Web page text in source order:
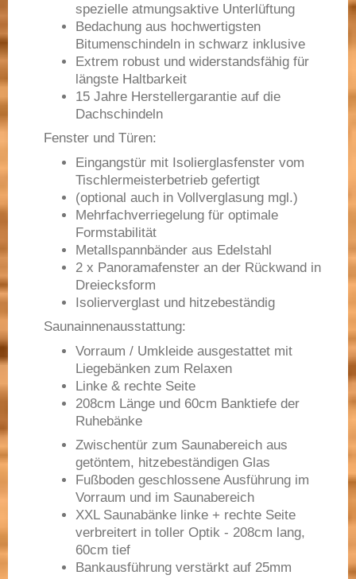
spezielle atmungsaktive Unterlüftung
Bedachung aus hochwertigsten
Bitumenschindeln in schwarz inklusive
Extrem robust und widerstandsfähig für
längste Haltbarkeit
15 Jahre Herstellergarantie auf die
Dachschindeln
Fenster und Türen:
Eingangstür mit Isolierglasfenster vom
Tischlermeisterbetrieb gefertigt
(optional auch in Vollverglasung mgl.)
Mehrfachverriegelung für optimale
Formstabilität
Metallspannbänder aus Edelstahl
2 x Panoramafenster an der Rückwand in
Dreiecksform
Isolierverglast und hitzebeständig
Saunainnenausstattung:
Vorraum / Umkleide ausgestattet mit
Liegebänken zum Relaxen
Linke & rechte Seite
208cm Länge und 60cm Banktiefe der
Ruhebänke
Zwischentür zum Saunabereich aus
getöntem, hitzebeständigen Glas
Fußboden geschlossene Ausführung im
Vorraum und im Saunabereich
XXL Saunabänke linke + rechte Seite
verbreitert in toller Optik - 208cm lang,
60cm tief
Bankausführung verstärkt auf 25mm